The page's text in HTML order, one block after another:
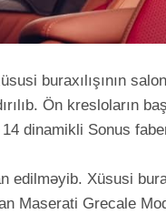
buraxılışının
Ön kresloların
dinamikli Sonus
edilməyib. Xüsusi
Maserati Grecale